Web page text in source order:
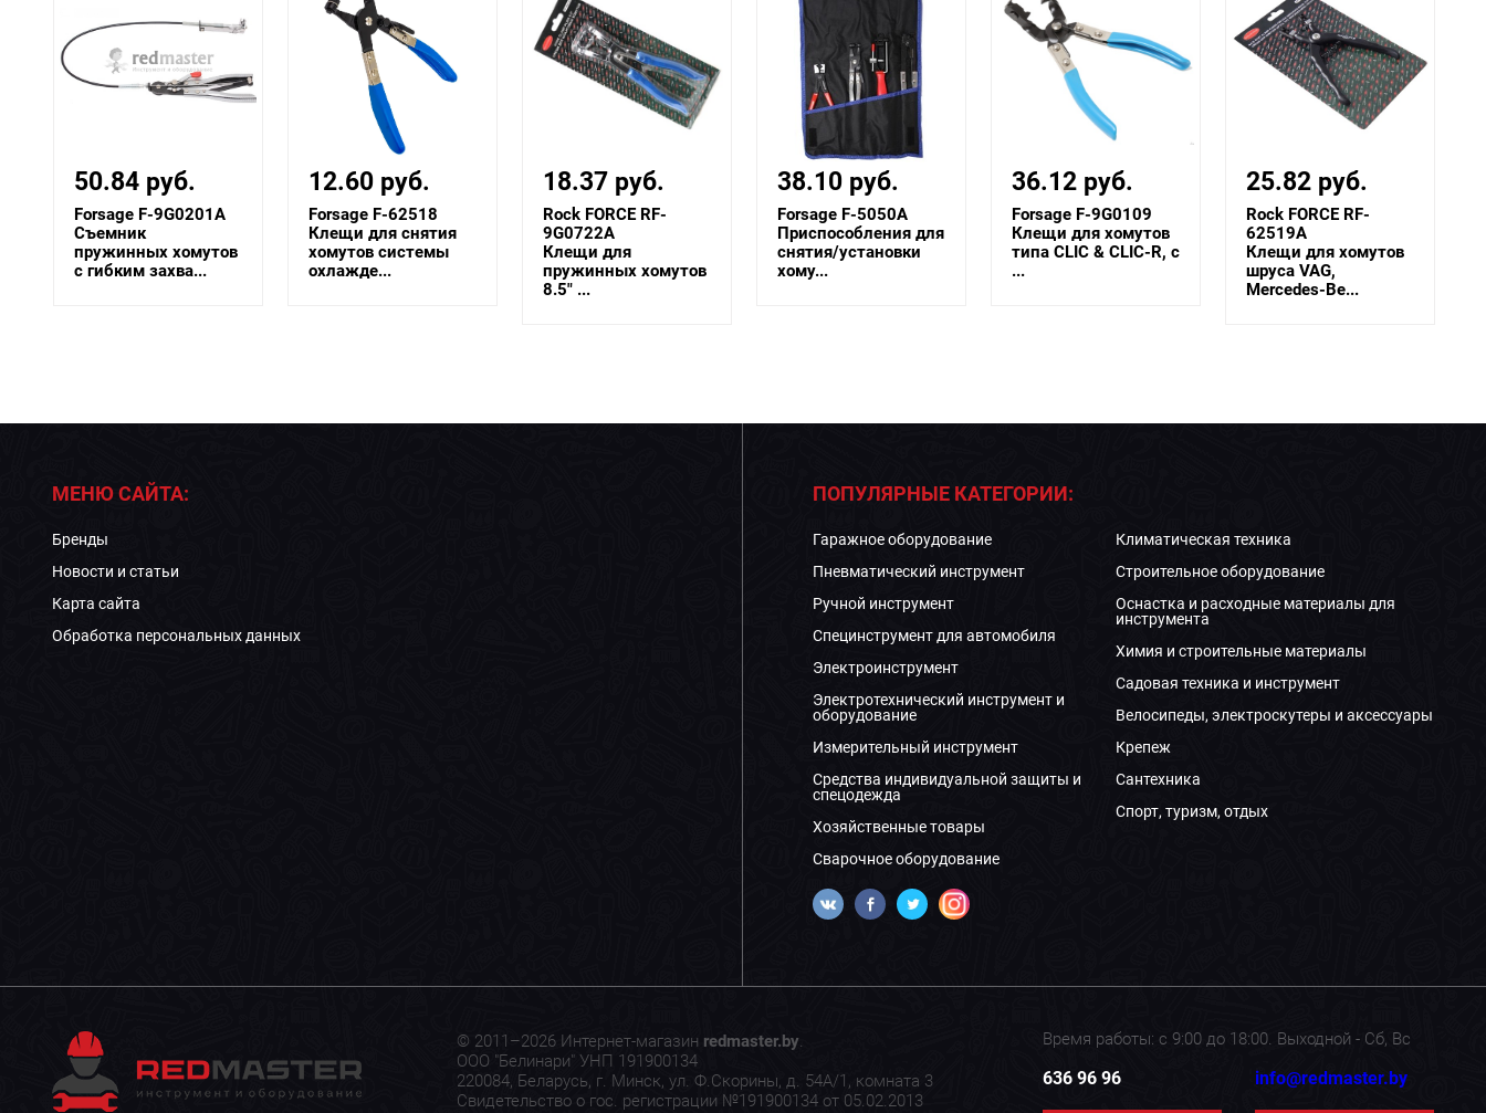
50.84 руб.
Forsage F-9G0201A
Съемник
пружинных хомутов
с гибким захва...
12.60 руб.
Forsage F-62518
Клещи для снятия
хомутов системы
охлажде...
18.37 руб.
Rock FORCE RF-
9G0722A
Клещи для
пружинных хомутов
8.5" ...
38.10 руб.
Forsage F-5050A
Приспособления для
снятия/установки
хому...
36.12 руб.
Forsage F-9G0109
Клещи для хомутов
типа CLIC & CLIC-R, с
...
25.82 руб.
Rock FORCE RF-
62519A
Клещи для хомутов
шруса VAG,
Mercedes-Be...
МЕНЮ САЙТА:
Бренды
Новости и статьи
Карта сайта
Обработка персональных данных
ПОПУЛЯРНЫЕ КАТЕГОРИИ:
Гаражное оборудование
Пневматический инструмент
Ручной инструмент
Специнструмент для автомобиля
Электроинструмент
Электротехнический инструмент и
оборудование
Измерительный инструмент
Средства индивидуальной защиты и
спецодежда
Хозяйственные товары
Сварочное оборудование
Климатическая техника
Строительное оборудование
Оснастка и расходные материалы для
инструмента
Химия и строительные материалы
Садовая техника и инструмент
Велосипеды, электроскутеры и аксессуары
Крепеж
Сантехника
Спорт, туризм, отдых
© 2011–2026 Интернет-магазин redmaster.by.
ООО "Белинари" УНП 191900134
220084, Беларусь, г. Минск, ул. Ф.Скорины, д. 54А/1, комната 3
Свидетельство о гос. регистрации №191900134 от 05.02.2013
Время работы: с 9:00 до 18:00. Выходной - Сб, Вс
636 96 96 info@redmaster.by